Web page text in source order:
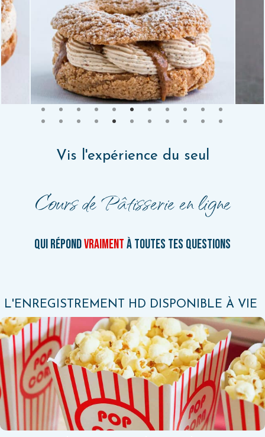
Vis l'expérience du seul
Cours de Pâtisserie en ligne
qui répondvraimentà TOUTES tes questions
L'ENREGISTREMENT HD DISPONIBLE À VIE